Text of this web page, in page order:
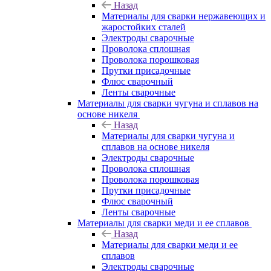
Назад
Материалы для сварки нержавеющих и
жаростойких сталей
Электроды сварочные
Проволока сплошная
Проволока порошковая
Прутки присадочные
Флюс сварочный
Ленты сварочные
Материалы для сварки чугуна и сплавов на
основе никеля
Назад
Материалы для сварки чугуна и
сплавов на основе никеля
Электроды сварочные
Проволока сплошная
Проволока порошковая
Прутки присадочные
Флюс сварочный
Ленты сварочные
Материалы для сварки меди и ее сплавов
Назад
Материалы для сварки меди и ее
сплавов
Электроды сварочные